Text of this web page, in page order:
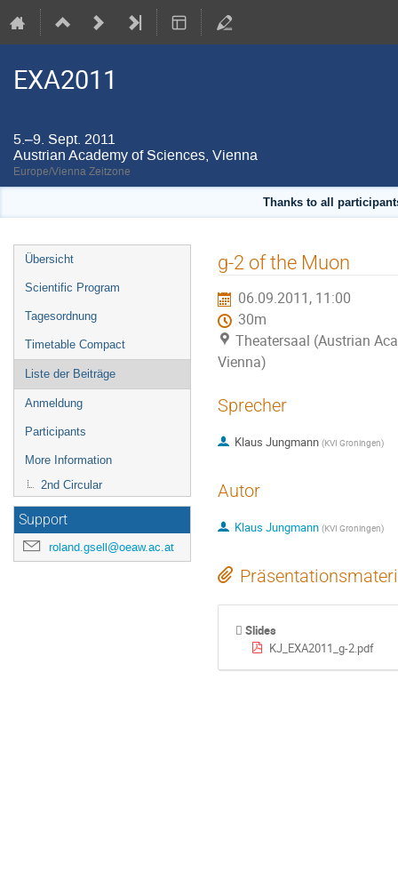
EXA2011
5.–9. Sept. 2011
Austrian Academy of Sciences, Vienna
Europe/Vienna Zeitzone
Thanks to all
Veranstaltungsmenü
Übersicht
Scientific Program
Tagesordnung
Timetable Compact
Liste der Beiträge
Anmeldung
Participants
More Information
2nd Circular
Support
roland.gsell@oeaw.ac.at
g-2 of the Muon
06.09.2011, 11:00
30m
Theatersaal (Austrian
Vienna)
Sprecher
Klaus Jungmann (KVI Groningen)
Autor
Klaus Jungmann (KVI Groningen)
Slides
KJ_EXA2011_g-2.pdf